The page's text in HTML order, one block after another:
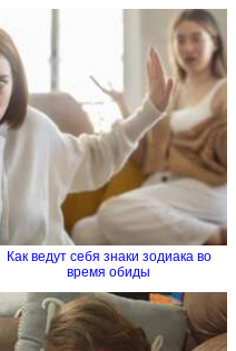
Как ведут себя знаки зодиака во
время обиды